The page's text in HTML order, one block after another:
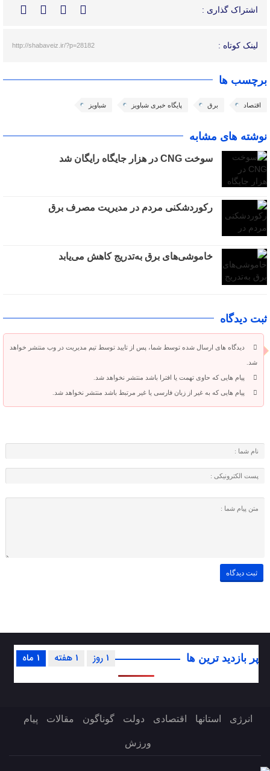
اشتراک گذاری :
لینک کوتاه : http://shabaveiz.ir/?p=28182
برچسب ها
اقتصاد برق پایگاه خبری شباویز شباویز
نوشته های مشابه
سوخت CNG در هزار جایگاه رایگان شد
رکوردشکنی مردم در مدیریت مصرف برق
خاموشی‌های برق به‌تدریج کاهش می‌یابد
ثبت دیدگاه
دیدگاه های ارسال شده توسط شما، پس از تایید توسط تیم مدیریت در وب منتشر خواهد
شد.
پیام هایی که حاوی تهمت یا افترا باشد منتشر نخواهد شد.
پیام هایی که به غیر از زبان فارسی یا غیر مرتبط باشد منتشر نخواهد شد.
پر بازدید ترین ها 1 ماه 1 هفته 1 روز
انرژی استانها اقتصادی دولت گوناگون مقالات پیام
ورزش